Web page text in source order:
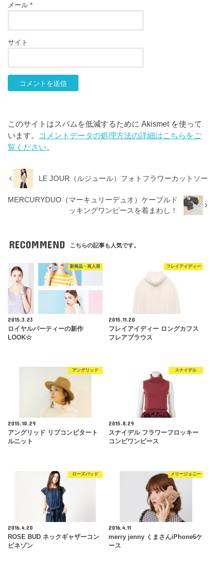
メール*
サイト
このサイトはスパムを低減するために Akismet を使って
います。 コメントデータの処理方法の詳細はこちらをご
覧ください。
LE JOUR（ルジュール）フォトフラワーカットソー
MERCURYDUO（マーキュリーデュオ）ケーブルド
ッキングワンピースを着まわし！
RECOMMEND こちらの記事も人気です。
新商品・再入荷
2015.3.23
ロイヤルパーティーの新作
LOOK☆
フレイアイディー
2015.11.20
フレイアイディー ロングカフス
フレアブラウス
アングリッド
2015.10.29
アングリッド リブコンビタート
ルニット
スナイデル
2015.8.29
スナイデル フラワーフロッキー
コンビワンピース
ローズバッド
2016.4.20
ROSE BUD ネックギャザーコン
ビネゾン
メリージェニー
2016.4.11
merry jenny くまさんiPhone6ケ
ース